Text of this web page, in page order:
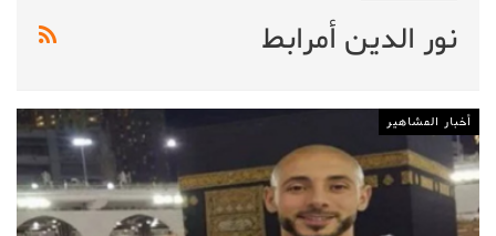
نور الدين أمرابط
أخبار المشاهير